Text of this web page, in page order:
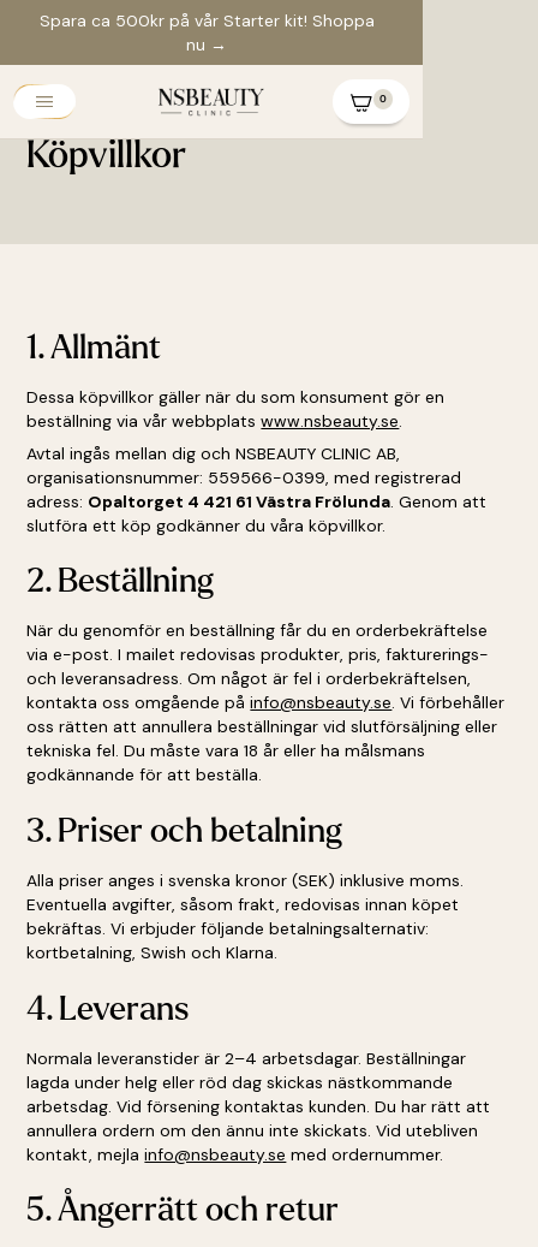
Spara ca 500kr på vår Starter kit! Shoppa
nu →
0
Köpvillkor
1. Allmänt
Dessa köpvillkor gäller när du som konsument gör en
beställning via vår webbplatswww.nsbeauty.se.
Avtal ingås mellan dig och NSBEAUTY CLINIC AB,
organisationsnummer: 559566-0399, med registrerad
adress: Opaltorget 4 421 61 Västra Frölunda . Genom att
slutföra ett köp godkänner du våra köpvillkor.
2. Beställning
När du genomför en beställning får du en orderbekräftelse
via e-post. I mailet redovisas produkter, pris, fakturerings-
och leveransadress. Om något är fel i orderbekräftelsen,
kontakta oss omgående påinfo@nsbeauty.se. Vi förbehåller
oss rätten att annullera beställningar vid slutförsäljning eller
tekniska fel. Du måste vara 18 år eller ha målsmans
godkännande för att beställa.
3. Priser och betalning
Alla priser anges i svenska kronor (SEK) inklusive moms.
Eventuella avgifter, såsom frakt, redovisas innan köpet
bekräftas. Vi erbjuder följande betalningsalternativ:
kortbetalning, Swish och Klarna.
4. Leverans
Normala leveranstider är 2–4 arbetsdagar. Beställningar
lagda under helg eller röd dag skickas nästkommande
arbetsdag. Vid försening kontaktas kunden. Du har rätt att
annullera ordern om den ännu inte skickats. Vid utebliven
kontakt, mejlainfo@nsbeauty.se med ordernummer.
5. Ångerrätt och retur